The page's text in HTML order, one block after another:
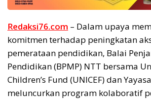
Redaksi76.com – Dalam upaya
komitmen terhadap peningkatan
pemerataan pendidikan, Balai
Pendidikan (BPMP) NTT bersama
Children’s Fund (UNICEF) dan
meluncurkan program kolaboratif